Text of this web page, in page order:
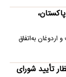
اردوغان به‌اتفاق
تأیید شورای